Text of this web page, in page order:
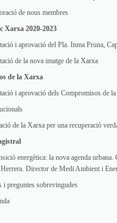
de nous membres
Xarxa 2020-2023
i aprovació del Pla. Inma Pruna,
de la nova imatge de la Xarxa
de la Xarxa
i aprovació dels Compromisos de
de la Xarxa per una recuperació
energètica: la nova agenda
Director de Medi Ambient i
i preguntes sobrevingudes